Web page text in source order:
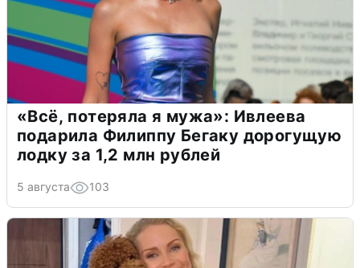
«Всё, потеряла я мужа»: Ивлеева
подарила Филиппу Бегаку дорогущую
лодку за 1,2 млн рублей
5 августа 103